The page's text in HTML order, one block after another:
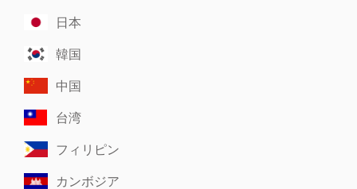
日本
韓国
中国
台湾
フィリピン
カンボジア